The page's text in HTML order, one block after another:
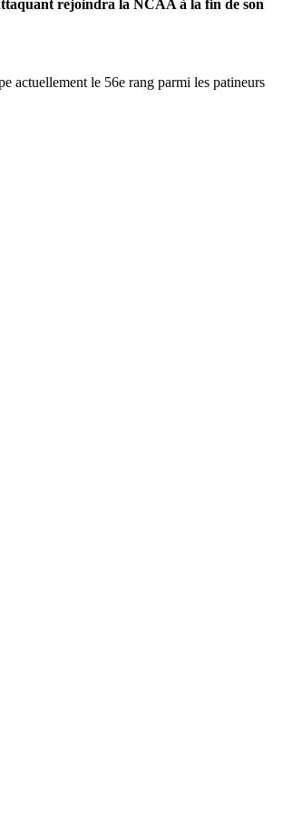
rejoindra la NCAA à la fin de son
actuellement le 56e rang parmi les patineurs